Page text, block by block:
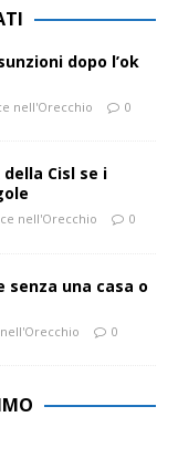
dopo l’ok
nell'Orecchio 0
Cisl se i
nell'Orecchio 0
senza una casa o
0